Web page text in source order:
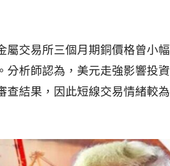
屬交易所三個月期銅價格曾小
分析師認為，美元走強影響投
查結果，因此短線交易情緒較